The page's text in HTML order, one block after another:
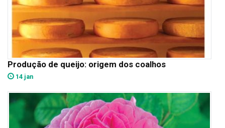
Produção de queijo: origem dos coalhos
14 jan